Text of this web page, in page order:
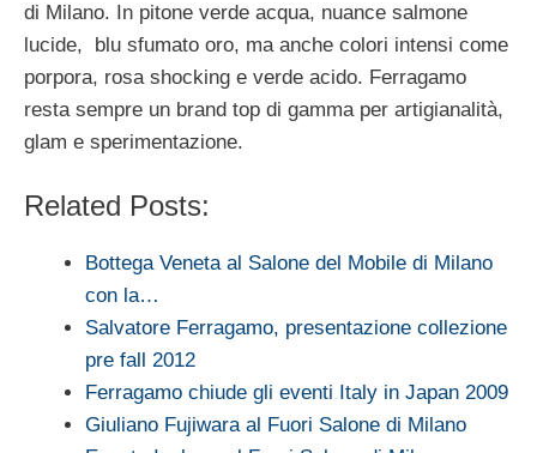
di Milano. In pitone verde acqua, nuance salmone
lucide, blu sfumato oro, ma anche colori intensi come
porpora, rosa shocking e verde acido. Ferragamo
resta sempre un brand top di gamma per artigianalità,
glam e sperimentazione.
Related Posts:
Bottega Veneta al Salone del Mobile di Milano
con la…
Salvatore Ferragamo, presentazione collezione
pre fall 2012
Ferragamo chiude gli eventi Italy in Japan 2009
Giuliano Fujiwara al Fuori Salone di Milano